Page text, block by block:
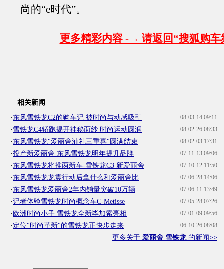
尚的“e时代”。
更多精彩内容 -→ 请返回“搜狐购车
相关新闻
08-03-14 09:11
·东风雪铁龙C2的购车记 被时尚与动感吸引
08-02-26 08:33
·雪铁龙C4轿跑揭开神秘面纱 时尚运动圆润
08-02-03 17:31
·东风雪铁龙"爱丽舍油礼三重喜"圆满结束
07-11-13 09:06
·投产新爱丽舍 东风雪铁龙明年提升品牌
07-10-12 11:50
·东风雪铁龙将推两新车-雪铁龙C3 新爱丽舍
07-06-28 14:06
·东风雪铁龙龙震行动后拿什么和爱丽舍比
07-06-11 13:49
·东风雪铁龙爱丽舍2年内销量突破10万辆
07-05-28 07:26
·记者体验雪铁龙时尚概念车C-Metisse
07-01-09 09:56
·欧洲时尚小子 雪铁龙全新毕加索亮相
06-10-26 08:08
·定位"时尚革新"的雪铁龙正快步走来
更多关于 爱丽舍 雪铁龙 的新闻>>